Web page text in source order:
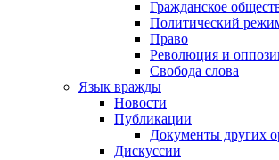
Гражданское
Политический
Право
Революция и
Свобода слова
Язык вражды
Новости
Публикации
Документы других
Дискуссии